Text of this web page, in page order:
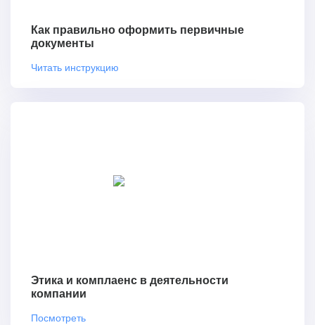
Как правильно оформить первичные
документы
Читать инструкцию
Этика и комплаенс в деятельности
компании
Посмотреть